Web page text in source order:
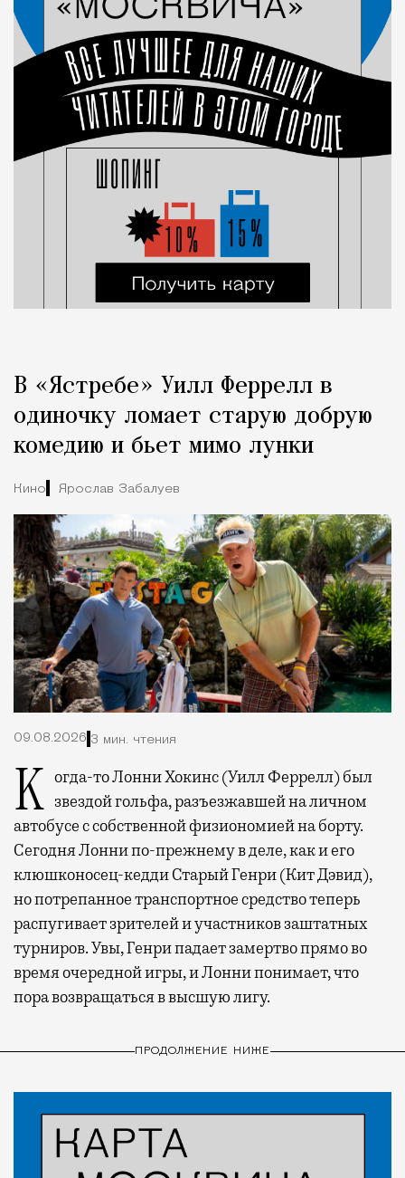
В «Ястребе» Уилл Феррелл в
одиночку ломает старую добрую
комедию и бьет мимо лунки
Кино Ярослав Забалуев
09.08.2026 3 мин. чтения
Когда-то Лонни Хокинс (Уилл Феррелл) был звездой гольфа, разъезжавшей на личном
автобусе с собственной физиономией на борту.
Сегодня Лонни по-прежнему в деле, как и его
клюшконосец-кедди Старый Генри (Кит Дэвид),
но потрепанное транспортное средство теперь
распугивает зрителей и участников заштатных
турниров. Увы, Генри падает замертво прямо во
время очередной игры, и Лонни понимает, что
пора возвращаться в высшую лигу.
ПРОДОЛЖЕНИЕ НИЖЕ